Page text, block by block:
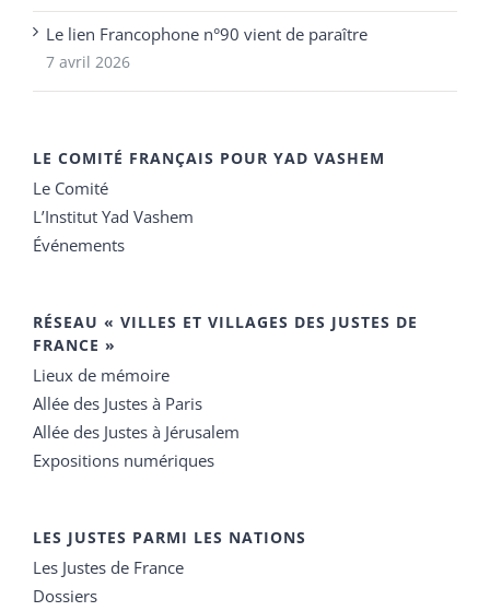
Le lien Francophone n°90 vient de paraître
7 avril 2026
LE COMITÉ FRANÇAIS POUR YAD VASHEM
Le Comité
L’Institut Yad Vashem
Événements
RÉSEAU « VILLES ET VILLAGES DES JUSTES DE
FRANCE »
Lieux de mémoire
Allée des Justes à Paris
Allée des Justes à Jérusalem
Expositions numériques
LES JUSTES PARMI LES NATIONS
Les Justes de France
Dossiers